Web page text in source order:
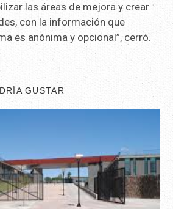
las áreas de mejora y crear
con la información que
es anónima y opcional”, cerró.
GUSTAR